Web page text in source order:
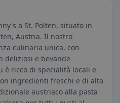
a St. Pölten, situato in
Austria. Il nostro
culinaria unica, con
deliziosi e bevande
ricco di specialità locali e
ingredienti freschi e di alta
austriaco alla pasta